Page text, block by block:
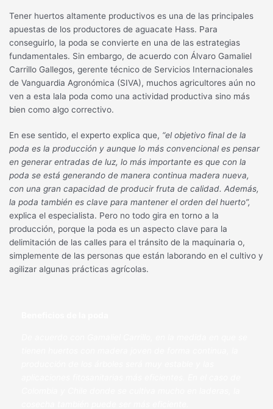
Tener huertos altamente productivos es una de las principales
apuestas de los productores de aguacate Hass. Para
conseguirlo, la poda se convierte en una de las estrategias
fundamentales. Sin embargo, de acuerdo con Álvaro Gamaliel
Carrillo Gallegos, gerente técnico de Servicios Internacionales
de Vanguardia Agronómica (SIVA), muchos agricultores aún no
ven a esta lala poda como una actividad productiva sino más
bien como algo correctivo.
En ese sentido, el experto explica que, “el objetivo final de la
poda es la producción y aunque lo más convencional es pensar
en generar entradas de luz, lo más importante es que con la
poda se está generando de manera continua madera nueva,
con una gran capacidad de producir fruta de calidad. Además,
la poda también es clave para mantener el orden del huerto”,
explica el especialista. Pero no todo gira en torno a la
producción, porque la poda es un aspecto clave para la
delimitación de las calles para el tránsito de la maquinaria o,
simplemente de las personas que están laborando en el cultivo y
agilizar algunas prácticas agrícolas.